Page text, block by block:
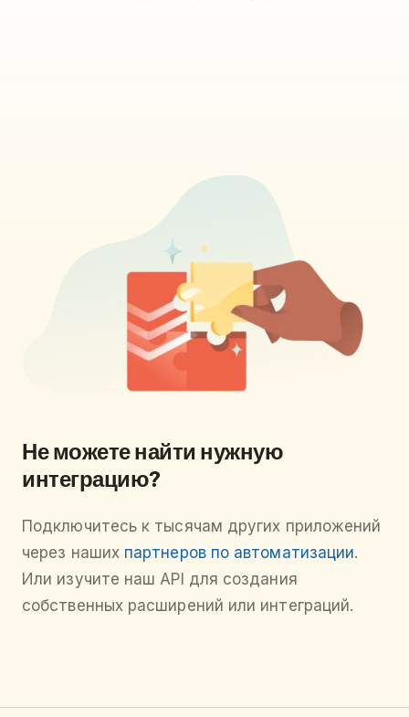
Не можете найти нужную
интеграцию?
Подключитесь к тысячам других приложений
через наших партнеров по автоматизации.
Или изучите наш API для создания
собственных расширений или интеграций.